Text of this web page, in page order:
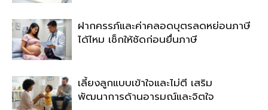
ฝากครรภ์และค่าคลอดบุตรลดหย่อนภาษี
ได้ไหม เช็กให้ชัดก่อนยื่นภาษี
เลี้ยงลูกแบบเข้าใจและไม่ตี เสริม
พัฒนาการด้านอารมณ์และจิตใจ